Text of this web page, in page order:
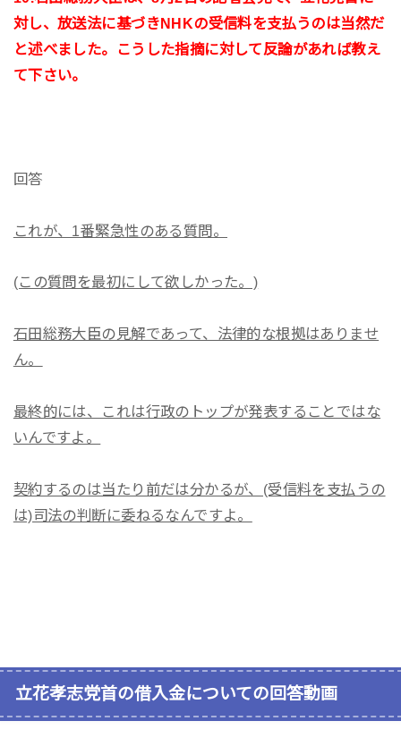
対し、放送法に基づきNHKの受信料を支払うのは当然だ
と述べました。こうした指摘に対して反論があれば教え
て下さい。
回答
これが、1番緊急性のある質問。
(この質問を最初にして欲しかった。)
石田総務大臣の見解であって、法律的な根拠はありませ
ん。
最終的には、これは行政のトップが発表することではな
いんですよ。
契約するのは当たり前だは分かるが、(受信料を支払うの
は)司法の判断に委ねるなんですよ。
立花孝志党首の借入金についての回答動画